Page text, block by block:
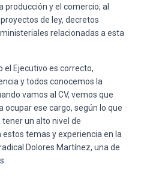
y el comercio, al
de ley, decretos
relacionadas a esta
el Ejecutivo es correcto,
y todos conocemos la
vamos al CV, vemos que
ocupar ese cargo, según lo que
tener un alto nivel de
temas y experiencia en la
Dolores Martínez, una de